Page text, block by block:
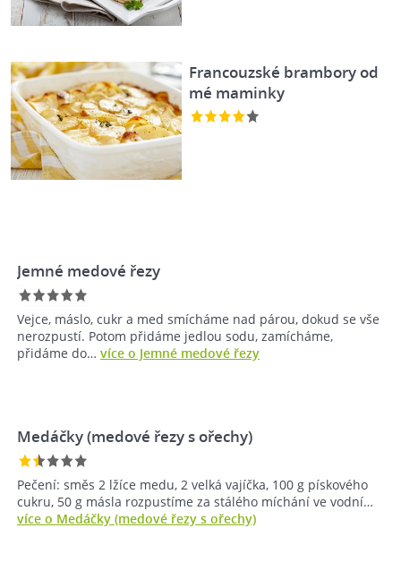
Francouzské brambory od
mé maminky
Jemné medové řezy
Vejce, máslo, cukr a med smícháme nad párou, dokud se vše
nerozpustí. Potom přidáme jedlou sodu, zamícháme,
přidáme do… více o Jemné medové řezy
Medáčky (medové řezy s ořechy)
Pečení: směs 2 lžíce medu, 2 velká vajíčka, 100 g pískového
cukru, 50 g másla rozpustíme za stálého míchání ve vodní…
více o Medáčky (medové řezy s ořechy)